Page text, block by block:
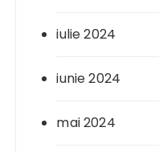
iulie 2024
iunie 2024
mai 2024